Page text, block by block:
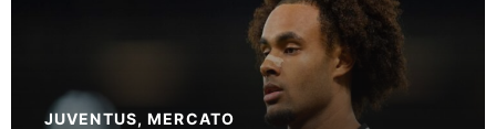
JUVENTUS,MERCATO